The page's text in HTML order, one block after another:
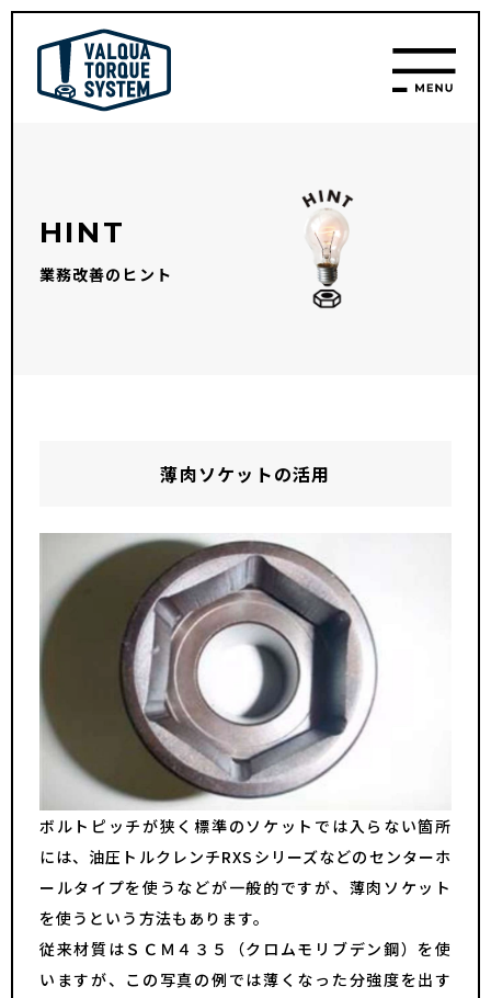
HINT
業務改善のヒント
薄肉ソケットの活用
ボルトピッチが狭く標準のソケットでは入らない箇所
には、油圧トルクレンチRXSシリーズなどのセンターホ
ールタイプを使うなどが一般的ですが、薄肉ソケット
を使うという方法もあります。
従来材質はＳＣＭ４３５（クロムモリブデン鋼）を使
いますが、この写真の例では薄くなった分強度を出す